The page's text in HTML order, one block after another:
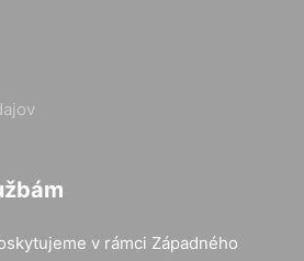
v rámci Západného